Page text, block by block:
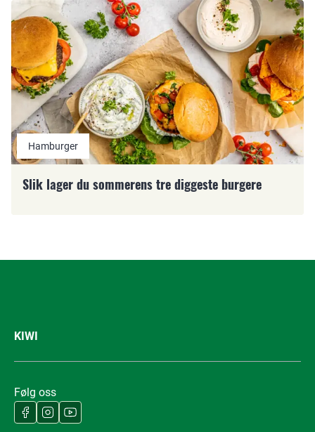
Hamburger
Slik lager du sommerens tre diggeste burgere
KIWI
Følg oss